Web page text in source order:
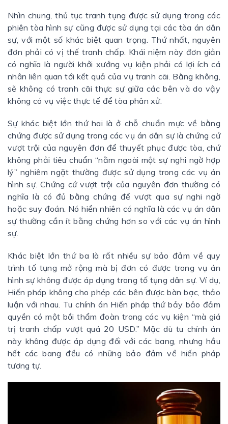
Nhìn chung, thủ tục tranh tụng được sử dụng trong các
phiên tòa hình sự cũng được sử dụng tại các tòa án dân
sự, với một số khác biệt quan trọng. Thứ nhất, nguyên
đơn phải có vị thế tranh chấp. Khái niệm này đơn giản
có nghĩa là người khởi xướng vụ kiện phải có lợi ích cá
nhân liên quan tới kết quả của vụ tranh cãi. Bằng không,
sẽ không có tranh cãi thực sự giữa các bên và do vậy
không có vụ việc thực tế để tòa phân xử.
Sự khác biệt lớn thứ hai là ở chỗ chuẩn mực về bằng
chứng được sử dụng trong các vụ án dân sự là chứng cứ
vượt trội của nguyên đơn để thuyết phục được tòa, chứ
không phải tiêu chuẩn “nằm ngoài một sự nghi ngờ hợp
lý” nghiêm ngặt thường được sử dụng trong các vụ án
hình sự. Chứng cứ vượt trội của nguyên đơn thường có
nghĩa là có đủ bằng chứng để vượt qua sự nghi ngờ
hoặc suy đoán. Nó hiển nhiên có nghĩa là các vụ án dân
sự thường cần ít bằng chứng hơn so với các vụ án hình
sự.
Khác biệt lớn thứ ba là rất nhiều sự bảo đảm về quy
trình tố tụng mở rộng mà bị đơn có được trong vụ án
hình sự không được áp dụng trong tố tụng dân sự. Ví dụ,
Hiến pháp không cho phép các bên được bàn bạc, thảo
luận với nhau. Tu chính án Hiến pháp thứ bảy bảo đảm
quyền có một bồi thẩm đoàn trong các vụ kiện “mà giá
trị tranh chấp vượt quá 20 USD.” Mặc dù tu chính án
này không được áp dụng đối với các bang, nhưng hầu
hết các bang đều có những bảo đảm về hiến pháp
tương tự.